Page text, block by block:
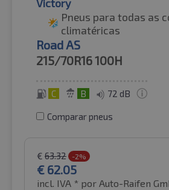
Victory
Pneus para todas as
climatéricas
Road AS
215/70R16100H
C B 72 dB
Comparar pneus
€ 63.32 -2%
€ 62.05
incl. IVA * por Auto-Raifen